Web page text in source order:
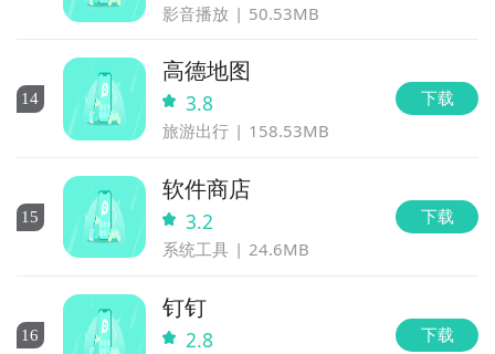
影音播放 50.53MB
14
高德地图
3.8
旅游出行 158.53MB
下载
15
软件商店
3.2
系统工具 24.6MB
下载
16
钉钉
2.8 下载